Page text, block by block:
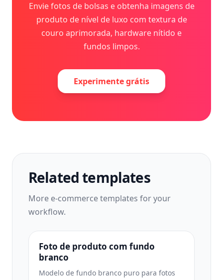
Envie fotos de bolsas e obtenha imagens de
produto de nível de luxo com textura de
couro aprimorada, hardware nítido e
fundos limpos.
Experimente grátis
Related templates
More e-commercetemplates for your
workflow.
Foto de produto com fundo
branco
Modelo de fundo branco puro para fotos